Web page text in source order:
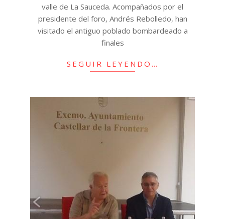
valle de La Sauceda. Acompañados por el
presidente del foro, Andrés Rebolledo, han
visitado el antiguo poblado bombardeado a
finales
SEGUIR LEYENDO…